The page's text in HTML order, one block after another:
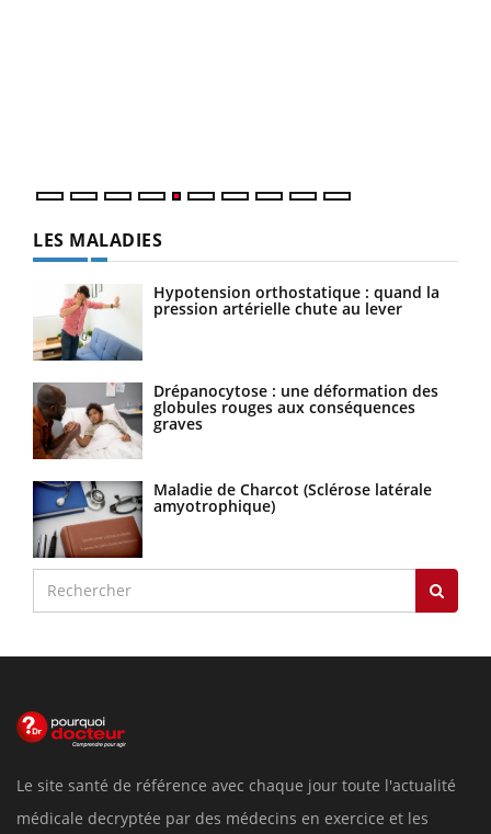
LES MALADIES
Hypotension orthostatique : quand la
pression artérielle chute au lever
Drépanocytose : une déformation des
globules rouges aux conséquences
graves
Maladie de Charcot (Sclérose latérale
amyotrophique)
Le site santé de référence avec chaque jour toute l'actualité
médicale decryptée par des médecins en exercice et les